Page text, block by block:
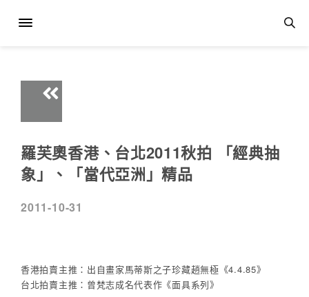
羅芙奧香港、台北2011秋拍 「經典抽
象」、「當代亞洲」精品
2011-10-31
香港拍賣主推：出自畫家馬蒂斯之子珍藏趙無極《4.4.85》
台北拍賣主推：曾梵志成名代表作《面具系列》